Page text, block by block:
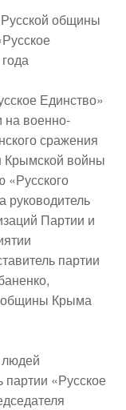
общины
Единство»
на военно-
сражения
Крымской войны
«Русского
Партии и
партии
,
общины Крыма
партии «Русское